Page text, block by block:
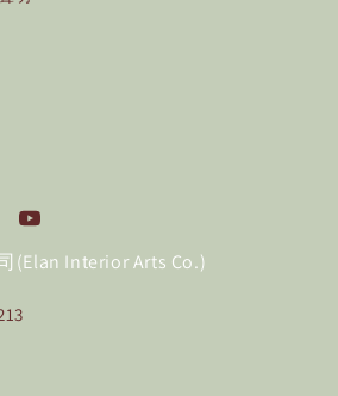
(Elan Interior Arts Co.)